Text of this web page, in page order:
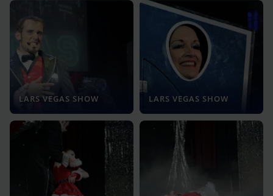
LARS VEGAS SHOW LARS VEGAS SHOW